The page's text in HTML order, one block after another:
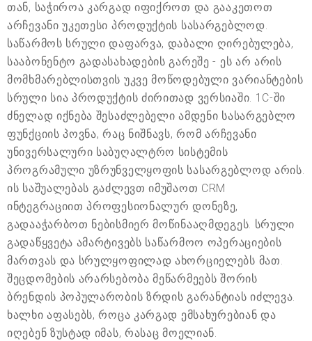
თან, საჭიროა კარგად იფიქროთ და გააკეთოთ
არჩევანი უკეთესი პროდუქტის სასარგებლოდ.
საწარმოს სრული დაფარვა, დაბალი ღირებულება,
სააბონენტო გადასახადების გარეშე - ეს არ არის
მომხმარებლისთვის უკვე მოწოდებული ვარიანტების
სრული სია პროდუქტის ძირითად ვერსიაში. 1C-ში
ძნელად იქნება შესაძლებელი ამდენი სასარგებლო
ფუნქციის პოვნა, რაც ნიშნავს, რომ არჩევანი
უნივერსალური საბუღალტრო სისტემის
პროგრამული უზრუნველყოფის სასარგებლოდ არის.
ის საშუალებას გაძლევთ იმუშაოთ CRM
ინტეგრაციით პროფესიონალურ დონეზე,
გადააჭარბოთ ნებისმიერ მოწინააღმდეგეს. სრული
გადაწყვეტა ამარტივებს საწარმოო ოპერაციების
მართვას და სრულყოფილად ახორციელებს მათ.
შეცდომების არარსებობა მეწარმეებს შორის
ბრენდის პოპულარობის ზრდის გარანტიას იძლევა.
ხალხი აფასებს, როცა კარგად ემსახურებიან და
იღებენ ზუსტად იმას, რასაც მოელიან.